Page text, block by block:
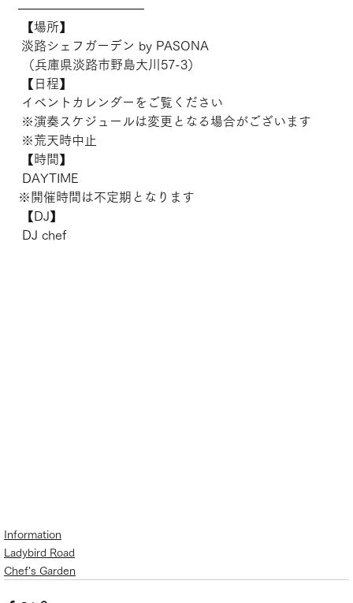
――――――――――
【場所】
淡路シェフガーデン by PASONA
（兵庫県淡路市野島大川57-3）
【日程】
イベントカレンダーをご覧ください
※演奏スケジュールは変更となる場合がございます
※荒天時中止
【時間】
DAYTIME
※開催時間は不定期となります
【DJ】
DJ chef
Information
Ladybird Road
Chef's Garden